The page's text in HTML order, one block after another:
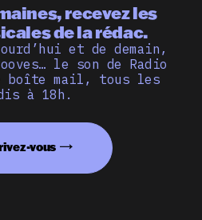
recevez les
de la rédac.
et de demain,
le son de Radio
boîte mail, tous les
à 18h.
vous